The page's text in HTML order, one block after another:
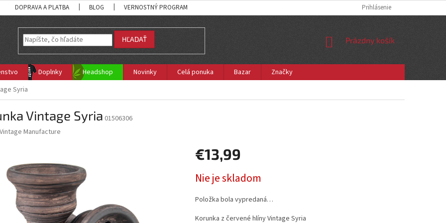
DOPRAVA A PLATBA BLOG VERNOSTNÝ PROGRAM Prihlásenie
HĽADAŤ
NÁKUPNÝ
Prázdny košík
Doplnky Headshop Novinky Celá ponuka Bazar
Značky
Syria
Vintage Syria 01506306
Vintage Manufacture
€13,99
cena:
Nie je skladom
Položka bola vypredaná…
Korunka z červené hlíny Vintage Syria